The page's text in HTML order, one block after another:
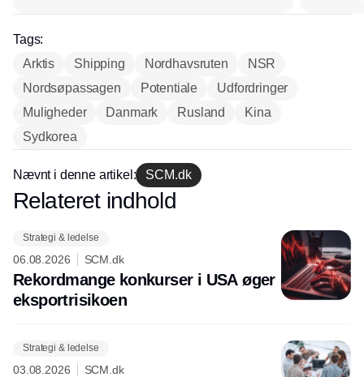
lagerchef stafetten videre
Tags:
Arktis
Shipping Nordhavsruten
NSR
Nordsøpassagen
Potentiale
Udfordringer
Muligheder
Danmark Rusland
Kina
Sydkorea
Nævnt i denne artikel: SCM.dk
Annonce
Relateret indhold
Strategi & ledelse
06.08.2026 SCM.dk
Rekordmange konkurser i USA øger
eksport­risikoen
Strategi & ledelse
03.08.2026 SCM.dk